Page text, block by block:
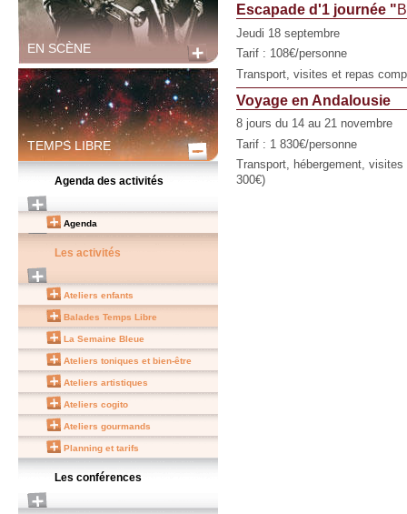
EN SCÈNE
TEMPS LIBRE
Agenda des activités
Agenda
Les activités
Ateliers enfants
Balades Temps Libre
La Semaine Bleue
Ateliers toniques et bien-être
Ateliers artistiques
Ateliers cogito
Ateliers gourmands
Planning et tarifs
Les conférences
Escapade d'1 journée "
Jeudi 18 septembre
Tarif : 108€/personne
Transport, visites et repas
Voyage en Andalousie
8 jours du 14 au 21 novembre
Tarif : 1 830€/personne
Transport, hébergement,
300€)